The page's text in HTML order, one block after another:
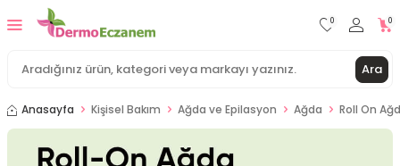
Ara
0 0
Anasayfa Kişisel Bakım Ağda ve Epilasyon Ağda Roll On